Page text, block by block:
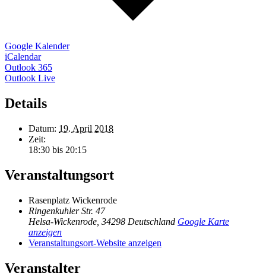
Google Kalender
iCalendar
Outlook 365
Outlook Live
Details
Datum: 19. April 2018
Zeit:
18:30 bis 20:15
Veranstaltungsort
Rasenplatz Wickenrode
Ringenkuhler Str. 47
Helsa-Wickenrode 34298 Deutschland Google Karte
anzeigen
Veranstaltungsort-Website anzeigen
Veranstalter